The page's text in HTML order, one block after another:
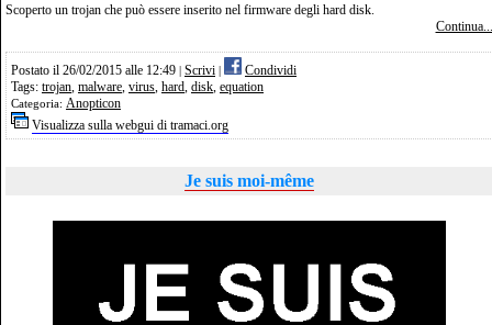
Scoperto un trojan che può essere inserito nel firmware degli hard disk.
Continua...
Postato il 26/02/2015 alle 12:49 Scrivi
Condividi
Tags: trojan, malware, virus, hard, disk, equation
Categoria: Anopticon
Visualizza sulla webgui di tramaci.org
Je suis moi-même